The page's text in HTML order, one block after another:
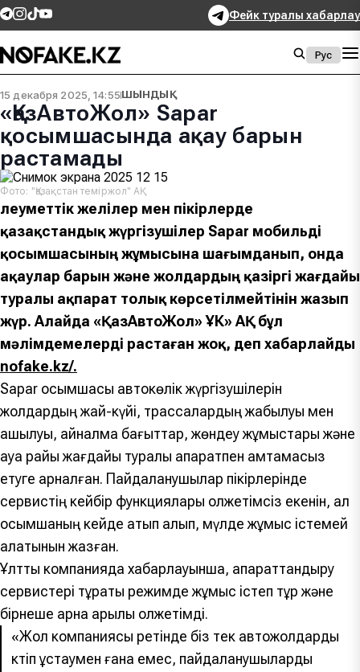
Фейк туралы хабарлау
Рус
15 декабря 2025, 14:55ШЫНДЫҚ
«ҚазАвтоЖол» Sapar
қосымшасында ақау барын
растамады
Фото: "Қазақстан теміржол" АҚ
Әлеуметтік желілер мен пікірлерде
қазақстандық жүргізушілер Sapar мобильді
қосымшасының жұмысына шағымданып, онда
ақаулар барын және жолдардың қазіргі жағдайы
туралы ақпарат толық көрсетілмейтінін жазып
жүр. Алайда «ҚазАвтоЖол» ҰК» АҚ бұл
мәлімдемелерді растаған жоқ, деп хабарлайды
nofake.kz/.
Sapar қосымшасы автокөлік жүргізушілерін
жолдардың жай-күйі, трассалардың жабылуы мен
ашылуы, айналма бағыттар, жөндеу жұмыстары және
ауа райы жағдайы туралы ақпаратпен қамтамасыз
етуге арналған. Пайдаланушылар пікірлерінде
сервистің кейбір функциялары қолжетімсіз екенін, ал
қосымшаның кейде қатып қалып, мүлде жұмыс істемей
қалатынын жазған.
Ұлттық компанияда хабарлауынша, ақпараттандыру
сервистері тұрақты режимде жұмыс істеп тұр және
бірнеше арна арқылы қолжетімді.
«Жол компаниясы ретінде біз тек автожолдарды
күтіп ұстаумен ғана емес, пайдаланушыларды